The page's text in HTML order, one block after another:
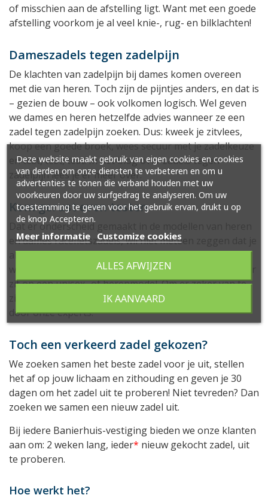
of misschien aan de afstelling ligt. Want met een goede
afstelling voorkom je al veel knie-, rug- en bilklachten!
Dameszadels tegen zadelpijn
De klachten van zadelpijn bij dames komen overeen
met die van heren. Toch zijn de pijntjes anders, en dat is
– gezien de bouw – ook volkomen logisch. Wel geven
we dames en heren hetzelfde advies wanneer ze een
zadel tegen zadelpijn zoeken. Dus: kweek je zitvlees,
koop een goede broek, wees secuur met je zadelkeuze
en test, test, test! In het blog over zadels tegen
zadelpijn lees je er meer over.
Kom gerust even testen
Dat er onderscheid gemaakt in de modellen van heren
en dames racefietszadels, wil niet meteen zeggen dat je
als vrouw per se een dames fietszadel op je racefiets
wilt. Het kan heel goed zijn dat u veel beter of prettiger
zit op een unisex- of herenmodel. Om er zeker van te
zijn dat je goed zit, adviseren we je te laten adviseren
door onze experts.
Toch een verkeerd zadel gekozen?
We zoeken samen het beste zadel voor je uit, stellen
het af op jouw lichaam en zithouding en geven je 30
dagen om het zadel uit te proberen! Niet tevreden? Dan
zoeken we samen een nieuw zadel uit.
Bij iedere Banierhuis-vestiging bieden we onze klanten
aan om: 2 weken lang, ieder* nieuw gekocht zadel, uit
te proberen.
Hoe werkt het?
Deze website maakt gebruik van eigen cookies en cookies
van derden om onze diensten te verbeteren en om u
advertenties te tonen die verband houden met uw
voorkeuren door uw surfgedrag te analyseren. Om uw
toestemming te geven voor het gebruik ervan, drukt u op
de knop Accepteren.
Meer informatie Customize cookies
ALLES AFWIJZEN
IK AANVAARD